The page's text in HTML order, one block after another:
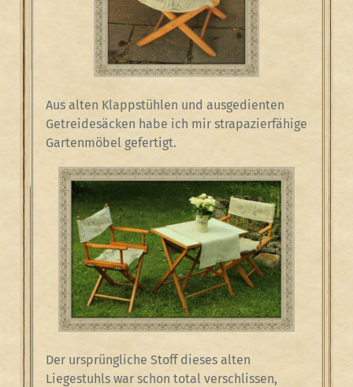
Aus alten Klappstühlen und ausgedienten
Getreidesäcken habe ich mir strapazierfähige
Gartenmöbel gefertigt.
Der ursprüngliche Stoff dieses alten
Liegestuhls war schon total verschlissen,